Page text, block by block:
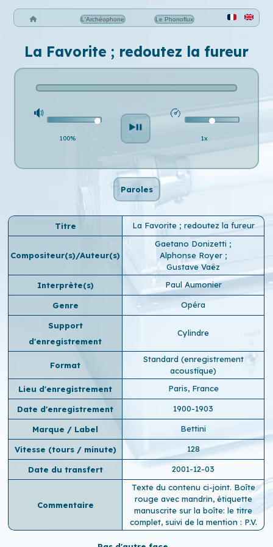
L'Archéophone Le Phonoflux
La Favorite ; redoutez la fureur
100% 1x
Paroles
Titre La Favorite ; redoutez la fureur
Compositeur(s)/Auteur(s)
Gaetano Donizetti ;
Alphonse Royer ;
Gustave Vaëz
Interprète(s)
Paul Aumonier
Genre Opéra
Support
d'enregistrement
Cylindre
Format
Standard (enregistrement
acoustique)
Lieu d'enregistrement
Paris, France
Date d'enregistrement 1900-1903
Marque / Label Bettini
Vitesse (tours / minute) 128
Date du transfert 2001-12-03
Commentaire
Texte du contenu ci-joint. Boîte
rouge avec mandrin, étiquette
manuscrite sur la boîte: le titre
complet, suivi de la mention : P.V.